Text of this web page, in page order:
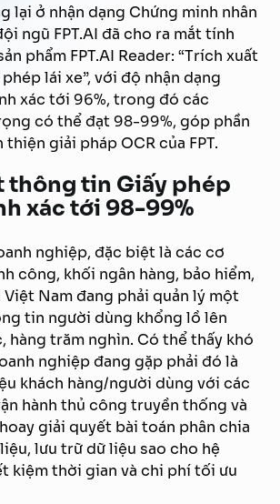
lại ở nhận dạng Chứng minh nhân
ngũ FPT.AI đã cho ra mắt tính
phẩm FPT.AI Reader: “Trích xuất
lái xe”, với độ nhận dạng
xác tới 96%, trong đó các
có thể đạt 98-99%, góp phần
giải pháp OCR của FPT.
thông tin Giấy phép
xác tới 98-99%
nghiệp, đặc biệt là các cơ
công, khối ngân hàng, bảo hiểm,
Nam đang phải quản lý một
tin người dùng khổng lồ lên
hàng trăm nghìn. Có thể thấy khó
nghiệp đang gặp phải đó là
khách hàng/người dùng với các
hành thủ công truyền thống và
giải quyết bài toán phân chia
lưu trữ dữ liệu sao cho hệ
kiệm thời gian và chi phí tối ưu